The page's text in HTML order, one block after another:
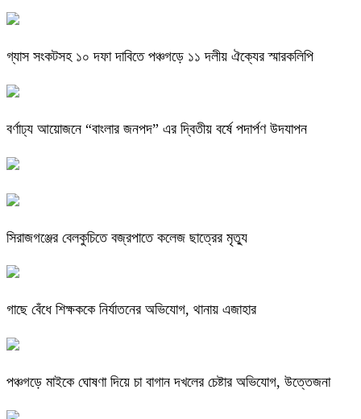
গ্যাস সংকটসহ ১০ দফা দাবিতে পঞ্চগড়ে ১১ দলীয় ঐক্যের স্মারকলিপি
বর্ণাঢ্য আয়োজনে “বাংলার জনপদ” এর দ্বিতীয় বর্ষে পদার্পণ উদযাপন
সিরাজগঞ্জের বেলকুচিতে বজ্রপাতে কলেজ ছাত্রের মৃত্যু
গাছে বেঁধে শিক্ষককে নির্যাতনের অভিযোগ, থানায় এজাহার
পঞ্চগড়ে মাইকে ঘোষণা দিয়ে চা বাগান দখলের চেষ্টার অভিযোগ, উত্তেজনা